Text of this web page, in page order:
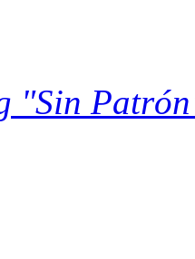
"Sin